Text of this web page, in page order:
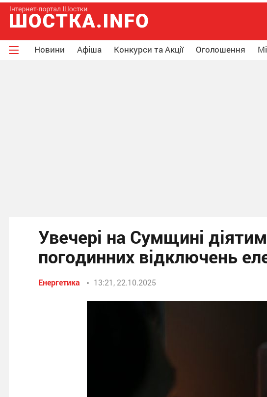
Новини Афіша Конкурси та Акції Оголошення
Увечері на Сумщині
погодинних відключень
Енергетика 13:21, 22.10.2025